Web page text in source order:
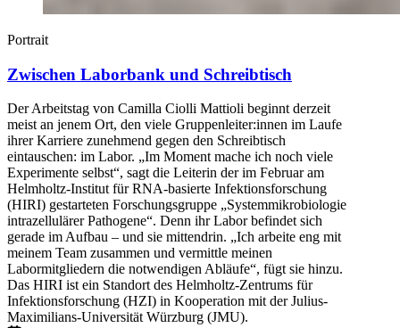
Portrait
Zwischen Laborbank und Schreibtisch
Der Arbeitstag von Camilla Ciolli Mattioli beginnt derzeit
meist an jenem Ort, den viele Gruppenleiter:innen im Laufe
ihrer Karriere zunehmend gegen den Schreibtisch
eintauschen: im Labor. „Im Moment mache ich noch viele
Experimente selbst“, sagt die Leiterin der im Februar am
Helmholtz-Institut für RNA-basierte Infektionsforschung
(HIRI) gestarteten Forschungsgruppe „Systemmikrobiologie
intrazellulärer Pathogene“. Denn ihr Labor befindet sich
gerade im Aufbau – und sie mittendrin. „Ich arbeite eng mit
meinem Team zusammen und vermittle meinen
Labormitgliedern die notwendigen Abläufe“, fügt sie hinzu.
Das HIRI ist ein Standort des Helmholtz-Zentrums für
Infektionsforschung (HZI) in Kooperation mit der Julius-
Maximilians-Universität Würzburg (JMU).